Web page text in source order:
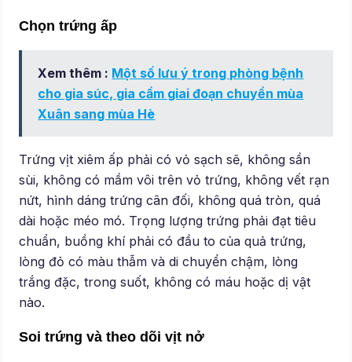
Chọn trứng ấp
Xem thêm : Một số lưu ý trong phòng bệnh
cho gia súc, gia cầm giai đoạn chuyển mùa
Xuân sang mùa Hè
Trứng vịt xiêm ấp phải có vỏ sạch sẽ, không sần
sùi, không có mầm vôi trên vỏ trứng, không vết rạn
nứt, hình dáng trứng cân đối, không quá tròn, quá
dài hoặc méo mó. Trọng lượng trứng phải đạt tiêu
chuẩn, buồng khí phải có đầu to của quả trứng,
lòng đỏ có màu thẫm và di chuyển chậm, lòng
trắng đặc, trong suốt, không có máu hoặc dị vật
nào.
Soi trứng và theo dõi vịt nở